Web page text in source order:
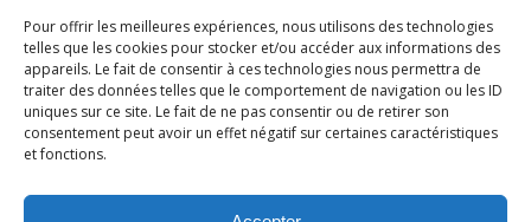
Pour offrir les meilleures expériences, nous utilisons des technologies
telles que les cookies pour stocker et/ou accéder aux informations des
appareils. Le fait de consentir à ces technologies nous permettra de
traiter des données telles que le comportement de navigation ou les ID
uniques sur ce site. Le fait de ne pas consentir ou de retirer son
consentement peut avoir un effet négatif sur certaines caractéristiques
et fonctions.
HEURES D’OUVERTURE?
Joignable sur le portable. Laissez un message, on
vous rappelle!